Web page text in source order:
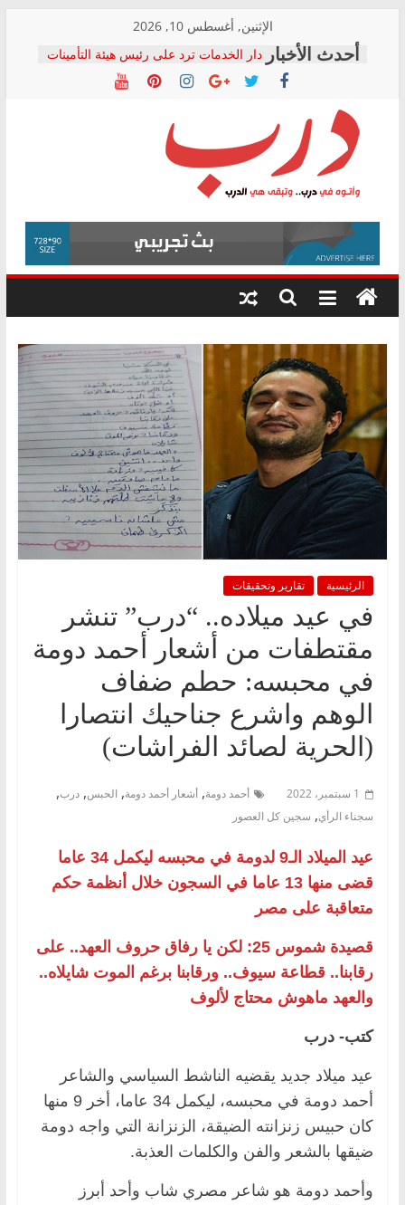
content
الإثنين, أغسطس 10, 2026
المجلس القومي لحقوق الإنسان يعلن
متابعة قضية الدكتور محمد زهران.. ويؤكد:
قرينة البراءة وضمانات المحاكمة العادلة
حق أصيل
بعد مؤتمره الصحفي: إنكار الأزمة لا ينهي
معاناة أصحاب المعاشات.. ونطالب بكشف
الشركة المنفذة
فرحات سليمان يكتب: القطاع الصحي إلى
أين؟
حزب التحالف الشعبي يطلق لجنة “الحق
في الصحة” بالإسكندرية لرصد الانتهاكات
ودعم المرضى
صور .. اعتماد الرسومات النهائية للقرار
الوزاري لمدينة الصحفيين.. وانتهاء أعمال
إنشاء المبنى الإداري
درب
وأتوه
درب..
وتبقى
هي
الرئيسية تقارير وتحقيقات
في عيد ميلاده.. “درب” تنشر
مقتطفات من أشعار أحمد دومة
في محبسه: حطم ضفاف
الوهم واشرع جناحيك انتصارا
(الحرية لصائد الفراشات)
1 سبتمبر، 2022 أحمد دومة, أشعار أحمد دومة, الحبس, درب,
سجناء الرأي, سجين كل العصور
عيد الميلاد الـ9 لدومة في محبسه ليكمل 34 عاما
قضى منها 13 عاما في السجون خلال أنظمة حكم
متعاقبة على مصر
قصيدة شموس 25: لكن يا رفاق حروف العهد.. على
رقابنا.. قطاعة سيوف.. ورقابنا برغم الموت شايلاه..
والعهد ماهوش محتاج لألوف
كتب- درب
عيد ميلاد جديد يقضيه الناشط السياسي والشاعر
أحمد دومة في محبسه، ليكمل 34 عاما، أخر 9 منها
كان حبيس زنزانته الضيقة، الزنزانة التي واجه دومة
ضيقها بالشعر والفن والكلمات العذبة.
وأحمد دومة هو شاعر مصري شاب وأحد أبرز